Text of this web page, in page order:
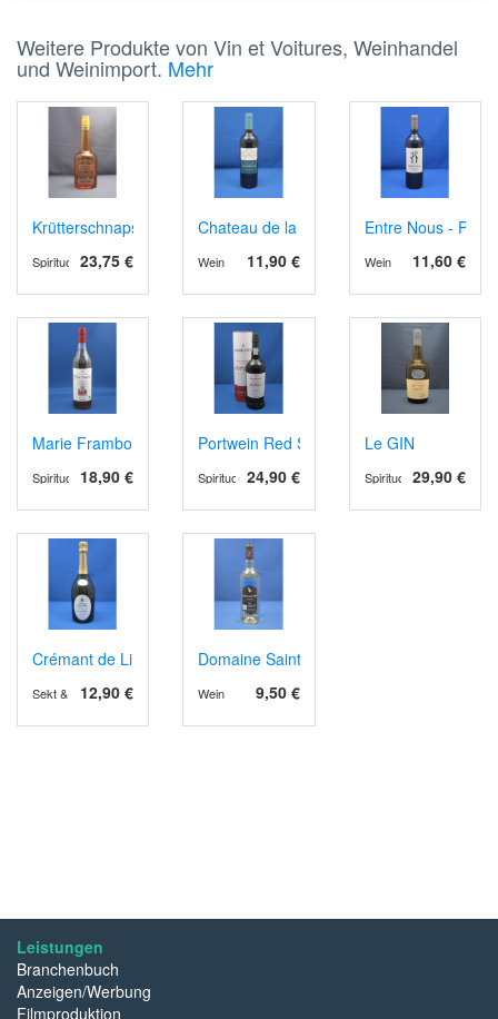
Weitere Produkte von Vin et Voitures, Weinhandel
und Weinimport. Mehr
Krütterschnaps
23,75 €
Spirituosen
Chateau de la Jaubertie AOP Bergerac
11,90 €
Wein
Entre Nous - Petit
11,60 €
Wein
Marie Framboise, Aperitif- Dessertwein, Bio
18,90 €
Spirituosen
Portwein Red Sotto Voce, Ruby Reserve
24,90 €
Spirituosen
Le GIN
29,90 €
Spirituosen
Crémant de Limoux Grande Cuvée 1531 Brut
12,90 €
Sekt & Schaumwein
Domaine Sainte Juste AOP Corbières
9,50 €
Wein
Leistungen
Branchenbuch
Anzeigen/Werbung
Filmproduktion